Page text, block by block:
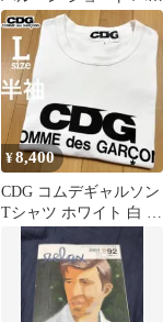
ツ バックル
¥8,400
CDG コムデギャルソン
Tシャツ ホワイト 白 半
袖 サイズL